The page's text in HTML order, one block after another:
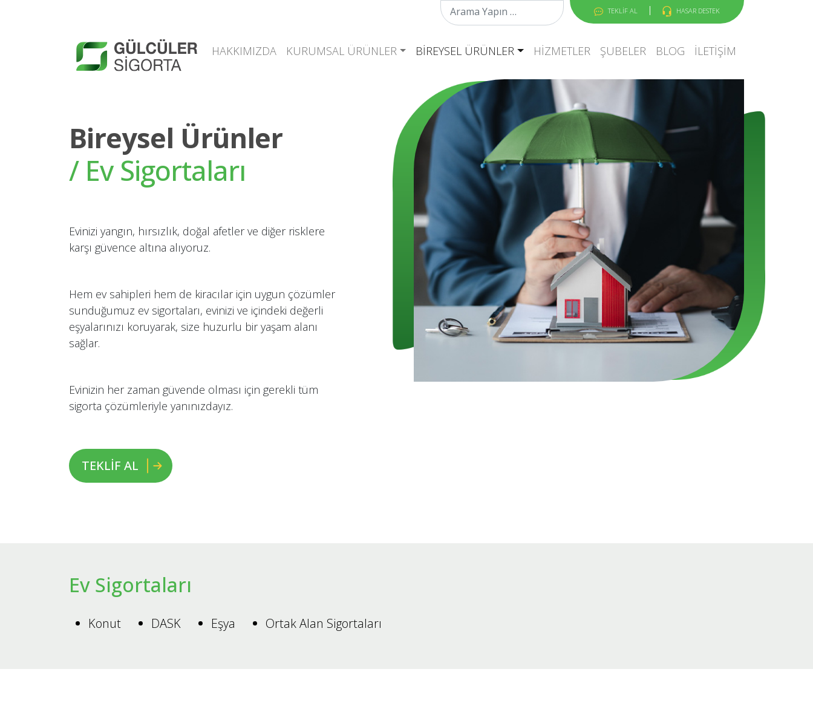
TEKLİF AL HASAR DESTEK
Arama:
HAKKIMIZDA KURUMSAL ÜRÜNLER BIREYSEL ÜRÜNLER HIZMETLER ŞUBELER BLOG İLETIŞIM
Bireysel Ürünler
/ Ev Sigortaları
Evinizi yangın, hırsızlık, doğal afetler ve diğer risklere
karşı güvence altına alıyoruz.
Hem ev sahipleri hem de kiracılar için uygun çözümler
sunduğumuz ev sigortaları, evinizi ve içindeki değerli
eşyalarınızı koruyarak, size huzurlu bir yaşam alanı
sağlar.
Evinizin her zaman güvende olması için gerekli tüm
sigorta çözümleriyle yanınızdayız.
TEKLİF AL
Ev Sigortaları
Konut DASK Eşya Ortak Alan Sigortaları